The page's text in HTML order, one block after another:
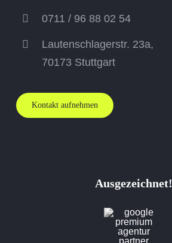
0711 / 96 88 02 54
Lautenschlagerstr. 23a,
70173 Stuttgart
Kontakt aufnehmen
Ausgezeichnet!